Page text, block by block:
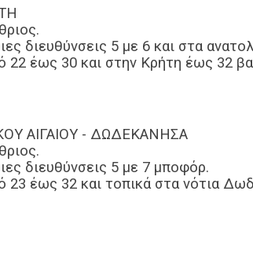
διευθύνσεις 5 με 6 και στα
22 έως 30 και στην Κρήτη έως 32
ΑΙΓΑΙΟΥ - ΔΩΔΕΚΑΝΗΣΑ
διευθύνσεις 5 με 7 μποφόρ.
23 έως 32 και τοπικά στα νότια